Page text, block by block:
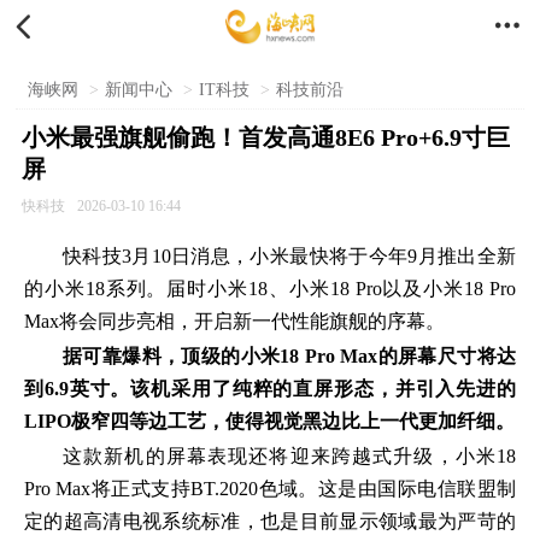
 
海峡网 > 新闻中心 > IT科技 > 科技前沿
小米最强旗舰偷跑！首发高通8E6 Pro+6.9寸巨
屏
快科技 2026-03-10 16:44
快科技3月10日消息，小米最快将于今年9月推出全新
的小米18系列。届时小米18、小米18 Pro以及小米18 Pro
Max将会同步亮相，开启新一代性能旗舰的序幕。
据可靠爆料，顶级的小米18 Pro Max的屏幕尺寸将达
到6.9英寸。该机采用了纯粹的直屏形态，并引入先进的
LIPO极窄四等边工艺，使得视觉黑边比上一代更加纤细。
这款新机的屏幕表现还将迎来跨越式升级，小米18
Pro Max将正式支持BT.2020色域。这是由国际电信联盟制
定的超高清电视系统标准，也是目前显示领域最为严苛的